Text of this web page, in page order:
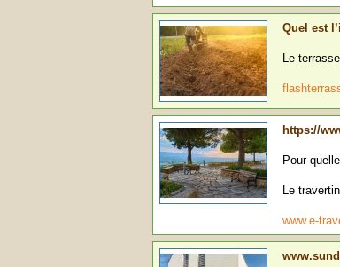
Quel est
Le
https://
Pour
Le
www.e-